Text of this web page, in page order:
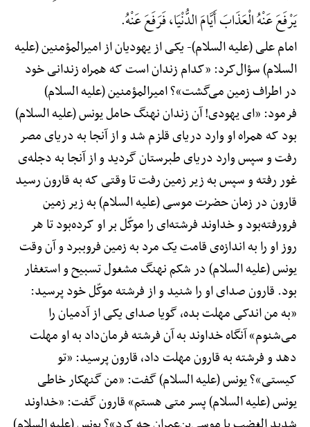
یَرْفَعَ عَنْهُ الْعَذَابَ أَیَّامَ الدُّنْیَا، فَرَفَعَ عَنْهُ.
امام علی (علیه السلام)-یکی از یهودیان از امیرالمؤمنین (علیه
السلام) سؤال‌کرد: «کدام زندان است که همراه زندانی خود
در اطراف زمین می‌گشت»؟ امیرالمؤمنین (علیه السلام)
فرمود: «ای یهودی! آن زندان نهنگ حامل یونس (علیه السلام)
بود که همراه او وارد دریای قلزم شد و از آنجا به دریای مصر
رفت و سپس وارد دریای طبرستان گردید و از آنجا به دجله‌ی
غور رفته و سپس به زیر زمین رفت تا وقتی که به قارون رسید
قارون در زمان حضرت موسی (علیه السلام) به زیر زمین
فرورفته‌بود و خداوند فرشته‌ای را موکّل بر او کرده‌بود تا هر
روز او را به اندازه‌ی قامت یک مرد به زمین فروببرد و آن وقت
یونس (علیه السلام) در شکم نهنگ مشغول تسبیح و استغفار
بود. قارون صدای او را شنید و از فرشته موکّل خود پرسید:
«به من اندکی مهلت بده، گویا صدای یکی از آدمیان را
می‌شنوم» آنگاه خداوند به آن فرشته فرمان‌داد به او مهلت
دهد و فرشته به قارون مهلت داد، قارون پرسید: «تو
کیستی»؟ یونس (علیه السلام) گفت: «من گنهکار خاطی
یونس (علیه السلام) پسر متی هستم» قارون گفت: «خداوند